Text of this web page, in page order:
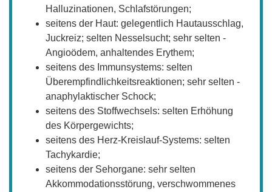
Halluzinationen, Schlafstörungen;
seitens der Haut: gelegentlich Hautausschlag,
Juckreiz; selten Nesselsucht; sehr selten -
Angioödem, anhaltendes Erythem;
seitens des Immunsystems: selten
Überempfindlichkeitsreaktionen; sehr selten -
anaphylaktischer Schock;
seitens des Stoffwechsels: selten Erhöhung
des Körpergewichts;
seitens des Herz-Kreislauf-Systems: selten
Tachykardie;
seitens der Sehorgane: sehr selten
Akkommodationsstörung, verschwommenes